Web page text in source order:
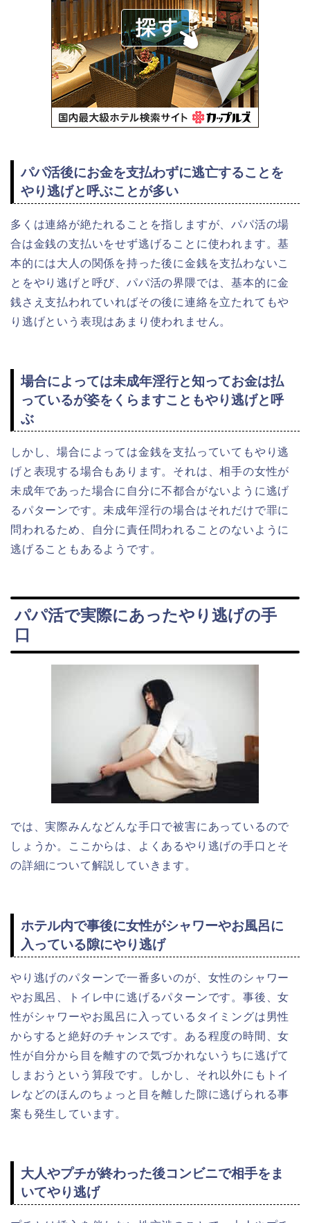
パパ活後にお金を支払わずに逃亡することを
やり逃げと呼ぶことが多い
多くは連絡が絶たれることを指しますが、パパ活の場
合は金銭の支払いをせず逃げることに使われます。基
本的には大人の関係を持った後に金銭を支払わないこ
とをやり逃げと呼び、パパ活の界隈では、基本的に金
銭さえ支払われていればその後に連絡を立たれてもや
り逃げという表現はあまり使われません。
場合によっては未成年淫行と知ってお金は払
っているが姿をくらますこともやり逃げと呼
ぶ
しかし、場合によっては金銭を支払っていてもやり逃
げと表現する場合もあります。それは、相手の女性が
未成年であった場合に自分に不都合がないように逃げ
るパターンです。未成年淫行の場合はそれだけで罪に
問われるため、自分に責任問われることのないように
逃げることもあるようです。
パパ活で実際にあったやり逃げの手
口
では、実際みんなどんな手口で被害にあっているので
しょうか。ここからは、よくあるやり逃げの手口とそ
の詳細について解説していきます。
ホテル内で事後に女性がシャワーやお風呂に
入っている隙にやり逃げ
やり逃げのパターンで一番多いのが、女性のシャワー
やお風呂、トイレ中に逃げるパターンです。事後、女
性がシャワーやお風呂に入っているタイミングは男性
からすると絶好のチャンスです。ある程度の時間、女
性が自分から目を離すので気づかれないうちに逃げて
しまおうという算段です。しかし、それ以外にもトイ
レなどのほんのちょっと目を離した隙に逃げられる事
案も発生しています。
大人やプチが終わった後コンビニで相手をま
いてやり逃げ